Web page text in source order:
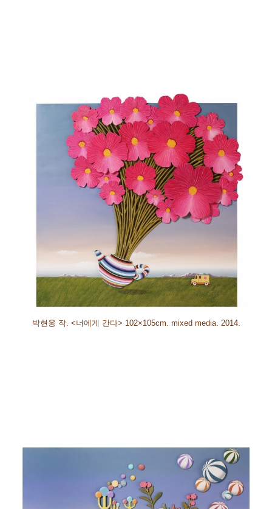
박현웅 작. <너에게 간다> 102×105cm. mixed media. 2014.